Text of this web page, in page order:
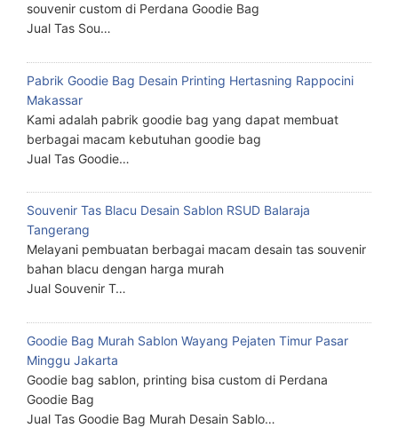
souvenir custom di Perdana Goodie Bag
Jual Tas Sou…
Pabrik Goodie Bag Desain Printing Hertasning Rappocini
Makassar
Kami adalah pabrik goodie bag yang dapat membuat
berbagai macam kebutuhan goodie bag
Jual Tas Goodie…
Souvenir Tas Blacu Desain Sablon RSUD Balaraja
Tangerang
Melayani pembuatan berbagai macam desain tas souvenir
bahan blacu dengan harga murah
Jual Souvenir T…
Goodie Bag Murah Sablon Wayang Pejaten Timur Pasar
Minggu Jakarta
Goodie bag sablon, printing bisa custom di Perdana
Goodie Bag
Jual Tas Goodie Bag Murah Desain Sablo…